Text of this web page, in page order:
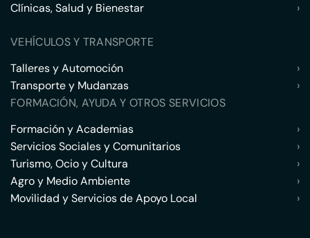
Clínicas, Salud y Bienestar
›
VEHÍCULOS Y TRANSPORTE
Talleres y Automoción
›
Transporte y Mudanzas
›
FORMACIÓN, AYUDA Y OTROS SERVICIOS
Formación y Academias
›
Servicios Sociales y Comunitarios
›
Turismo, Ocio y Cultura
›
Agro y Medio Ambiente
›
Movilidad y Servicios de Apoyo Local
›